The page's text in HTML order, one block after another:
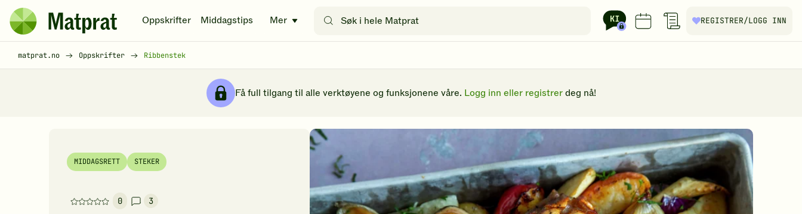
Hopp til hovedinnhold
Matprat
hjemmeside
Oppskrifter Middagstips Mer
etter
REGISTRER/LOGG INN
matprat.no Oppskrifter Ribbenstek
Få full tilgang til alle verktøyene og funksjonene våre. Logg inn eller registrer deg nå!
MIDDAGSRETT STEKER
0
Denne
3